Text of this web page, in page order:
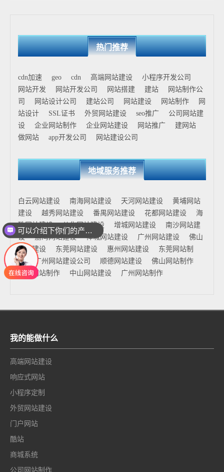
热门推荐
cdn加速 geo cdn 高端网站建设
小程序开发公司
网站开发
网站开发公司 网站搭建 建站
网站制作公
司
网站设计公司 建站公司 网站建设 网站制作
网
站设计
SSL证书 外贸网站建设 seo推广
公司网站建
设
企业网站制作 企业网站建设 网站推广
建网站
做网站
app开发公司 网站建设公司
地域服务推荐
白云网站建设 南海网站建设 天河网站建设
黄埔网站
建设
越秀网站建设 番禺网站建设 花都网站建设
海
珠网站建设
从化网站建设 增城网站建设
南沙网站建
设
荔湾网站建设 禅城网站建设 广州网站建设
佛山
网站建设
东莞网站建设 惠州网站建设
东莞网站制
作
广州网站建设公司 顺德网站建设
佛山网站制作
花都网站制作
中山网站建设 广州网站制作
我的能做什么
高端网站建设
响应式网站
小程序定制
外贸网站建设
门户网站
酷站
商城系统
公司网站制作